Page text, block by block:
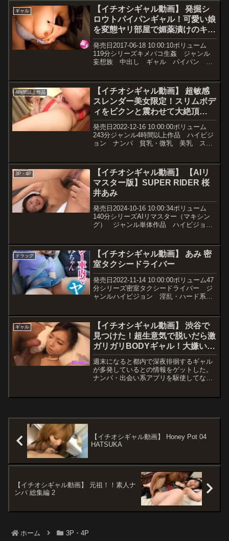
わせるなりデブすぎ、キモイ、などと初
対面の人間に対する敬意も無い塩対応。
しかし、彼女にもサポを必要とする事情
があったようでメシとか一緒に食べるの
嫌だからさっさと終わらせて、と即ホテ
ルに連れ込むことに成功しました。ホテ
ルに入っても横柄な態度はそのままで、
そんな対応にもヘコまずにチ〇ポを突き
ざいな扱いにもめげず下手に出ながらオ
モチャを使いたいと懇願し「キモっ」と
罵られながらも性器に丁寧な愛撫を施せ
ば、愛撫に反応しないように声を堪えて
いましたが、思春期の小さな性器へ肥え
た太い指先で子宮の入り口を開いてやれ
ば罵声を吐き続けていた口から何時しか
アエギ声がこぼれ始め子宮アクメを迎え
の射精穴に堕ちるわけですから、どれだ
け大人に舐めた態度を取っていても、青
臭いマ〇コを篭絡させることなど容易い
ことです。
ギャル
【イチオシギャル動画】 発掘シ
ロウトパイパンギャル！可愛い娘
を変態ヤリ部屋で媚薬漬けのキメ
パコ生姦！
発売日2017-06-18 10:00:10ボリューム
119分シリーズキメパコ生姦 ジャンル
妄想族 中出し ギャル パイパン 素
tikc00009価格￥210~動画観...
4時間以上作品
【イチオシギャル動画】 超敏感
スレンダー美女限定！スリムボデ
ィをビクンと震わせて大絶頂
SPECIAL
発売日2022-12-16 10:00:00ボリューム
243分ジャンル4時間以上作品 ハイビジ
ョン ナンパ 貧乳・微乳 美乳 スレ
￥300~動画観...
3P・4P
【イチオシギャル動画】 【AIリ
マスター版】SUPER RIDER 桜
井あみ
発売日2024-10-16 10:00:34ボリューム
140分シリーズAIリマスター（マキシン
グ） ジャンル単体作品 ハイビジョ
ル 女優桜井あみ メーカーマキシン
グ ...
ドラッグ
【イチオシギャル動画】 あみ 密
室タクシードライバー
発売日2022-11-14 10:00:00ボリューム47
分シリーズ密室タクシードライバー ジ
ャンルハイビジョン 淫乱・ハード系
イバー 品番h_1776vtaxd00...
ギャル
【イチオシギャル動画】 渋谷で
見つけた！超生意気で脱いだら激
ガリガリBODYギャル！大嫌いな
オヤジ相手なのに超敏感！嫌がる
ちいさなカラダを押し潰し中出し
プレス！ 市川花音
週末になると都内で深夜徘徊するギャル
が多発しているとの情報をゲットした。
ナンパ・出会い系アプリを駆使してなん
トークで和ませ、結局暇なギャルをホテ
いつまでも生意気だから、小さなカラダ
に種付けプレスしてやった。
【イチオシギャル動画】 Honey Pot 04
HATSUKA
【イチオシギャル動画】 元祖！！素人ナ
ンパ 総集編 2
ホーム 3P・4P